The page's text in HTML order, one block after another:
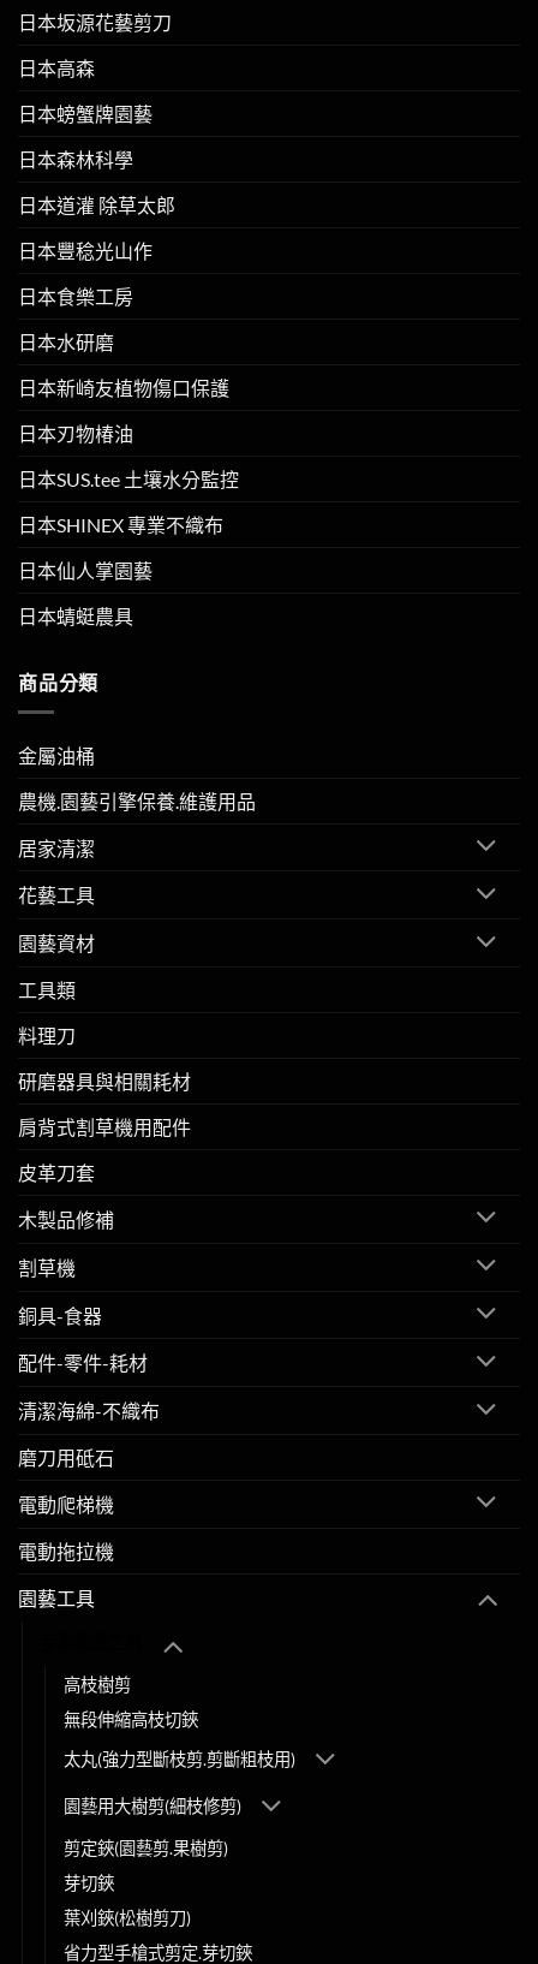
日本坂源花藝剪刀
日本高森
日本螃蟹牌園藝
日本森林科學
日本道灌 除草太郎
日本豐稔光山作
日本食樂工房
日本水研磨
日本新崎友植物傷口保護
日本刃物椿油
日本SUS.tee 土壤水分監控
日本SHINEX 專業不織布
日本仙人掌園藝
日本蜻蜓農具
商品分類
金屬油桶
農機.園藝引擎保養.維護用品
居家清潔
花藝工具
園藝資材
工具類
料理刀
研磨器具與相關耗材
肩背式割草機用配件
皮革刀套
木製品修補
割草機
銅具-食器
配件-零件-耗材
清潔海綿-不織布
磨刀用砥石
電動爬梯機
電動拖拉機
園藝工具
高枝樹剪
無段伸縮高枝切鋏
太丸(強力型斷枝剪.剪斷粗枝用)
園藝用大樹剪(細枝修剪)
剪定鋏(園藝剪.果樹剪)
芽切鋏
葉刈鋏(松樹剪刀)
省力型手槍式剪定.芽切鋏